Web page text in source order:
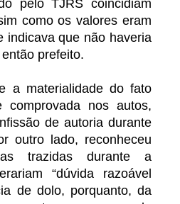
pelo TJRS coincidiam
como os valores eram
indicava que não haveria
prefeito.
a materialidade do fato
comprovada nos autos,
de autoria durante
outro lado, reconheceu
trazidas durante a
“dúvida razoável
de dolo, porquanto, da